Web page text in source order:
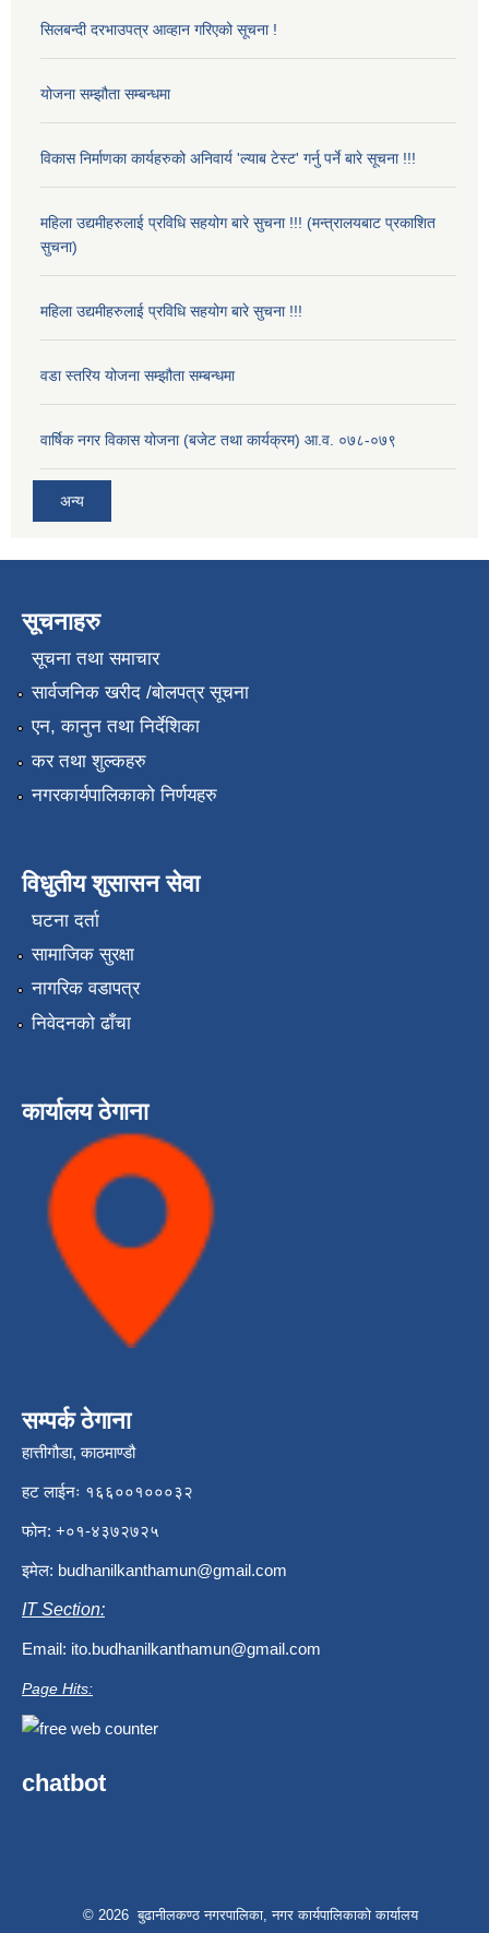
सिलबन्दी दरभाउपत्र आव्हान गरिएको सूचना !
योजना सम्झौता सम्बन्धमा
विकास निर्माणका कार्यहरुको अनिवार्य 'ल्याब टेस्ट' गर्नु पर्ने बारे सूचना !!!
महिला उद्यमीहरुलाई प्रविधि सहयोग बारे सुचना !!! (मन्त्रालयबाट प्रकाशित
सुचना)
महिला उद्यमीहरुलाई प्रविधि सहयोग बारे सुचना !!!
वडा स्तरिय योजना सम्झौता सम्बन्धमा
वार्षिक नगर विकास योजना (बजेट तथा कार्यक्रम) आ.व. ०७८-०७९
अन्य
सूचनाहरु
सूचना तथा समाचार
सार्वजनिक खरीद /बोलपत्र सूचना
एन, कानुन तथा निर्देशिका
कर तथा शुल्कहरु
नगरकार्यपालिकाको निर्णयहरु
विधुतीय शुसासन सेवा
घटना दर्ता
सामाजिक सुरक्षा
नागरिक वडापत्र
निवेदनको ढाँचा
कार्यालय ठेगाना
सम्पर्क ठेगाना
हात्तीगौडा, काठमाण्डौ
हट लाईनः १६६००१०००३२
फोन: +०१-४३७२७२५
इमेल: budhanilkanthamun@gmail.com
IT Section:
Email: ito.budhanilkanthamun@gmail.com
Page Hits:
chatbot
© 2026 बुढानीलकण्ठ नगरपालिका, नगर कार्यपालिकाको कार्यालय